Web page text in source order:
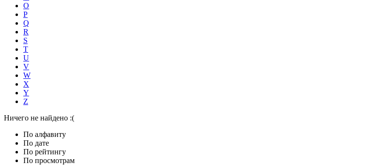
O
P
Q
R
S
T
U
V
W
X
Y
Z
Ничего не найдено :(
По алфавиту
По дате
По рейтингу
По просмотрам